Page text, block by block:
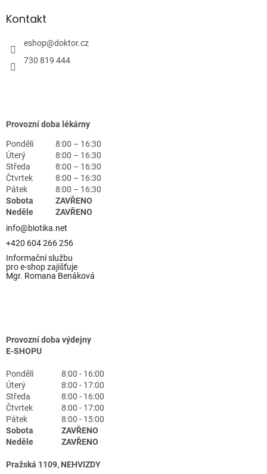
Kontakt
eshop@doktor.cz
730 819 444
Provozní doba lékárny
Pondělí
8:00 – 16:30
Úterý
8:00 – 16:30
Středa
8:00 – 16:30
Čtvrtek
8:00 – 16:30
Pátek
8:00 – 16:30
Sobota
ZAVŘENO
Neděle
ZAVŘENO
info@biotika.net
+420 604 266 256
Informační službu
pro e-shop zajišťuje
Mgr. Romana Benáková
Provozní doba výdejny
E-SHOPU
Pondělí
8:00 - 16:00
Úterý
8:00 - 17:00
Středa
8:00 - 16:00
Čtvrtek
8:00 - 17:00
Pátek
8:00 - 15:00
Sobota
ZAVŘENO
Neděle
ZAVŘENO
Pražská 1109, NEHVIZDY